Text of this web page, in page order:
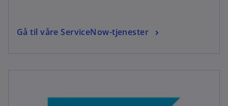
Gå til våre ServiceNow-tjenester